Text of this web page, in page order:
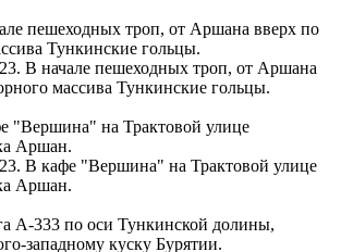
В начале пешеходных троп, от Аршана
массива Тункинские гольцы.
В кафе "Вершина" на Трактовой улице
Аршан.